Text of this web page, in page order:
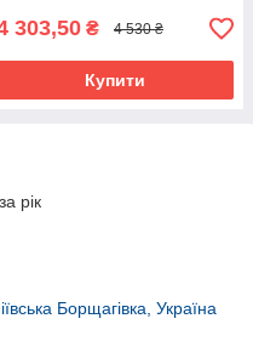
303,50 ₴ 4 530 ₴
Купити
рік
Борщагівка, Україна